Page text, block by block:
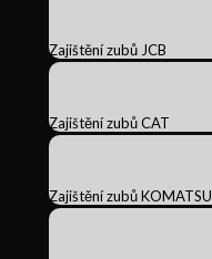
Zajištění zubů JCB
Zajištění zubů CAT
Zajištění zubů KOMATSU